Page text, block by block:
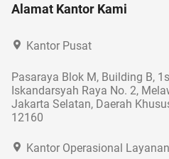
Alamat Kantor Kami
Kantor Pusat
Pasaraya Blok M, Building B,
Iskandarsyah Raya No. 2,
Jakarta Selatan, Daerah
12160
Kantor Operasional